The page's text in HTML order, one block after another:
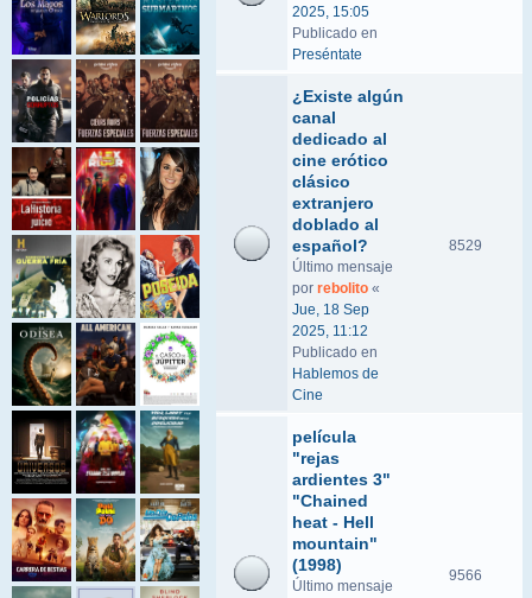
2025, 15:05
Publicado en
Preséntate
¿Existe algún
canal
dedicado al
cine erótico
clásico
extranjero
doblado al
español?
Último mensaje
por rebolito «
Jue, 18 Sep
2025, 11:12
Publicado en
Hablemos de
Cine
8529
película
"rejas
ardientes 3"
"Chained
heat - Hell
mountain"
(1998)
Último mensaje
9566